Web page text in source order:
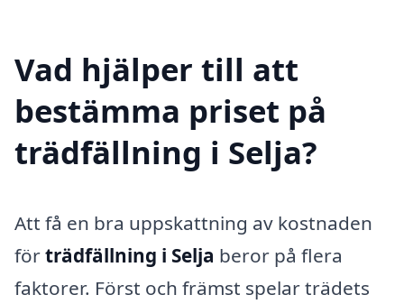
Vad hjälper till att
bestämma priset på
trädfällning i Selja?
Att få en bra uppskattning av kostnaden
förträdfällning i Selja beror på flera
faktorer. Först och främst spelar trädets